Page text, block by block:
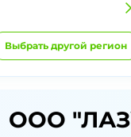
Выбрать другой регион
ООО